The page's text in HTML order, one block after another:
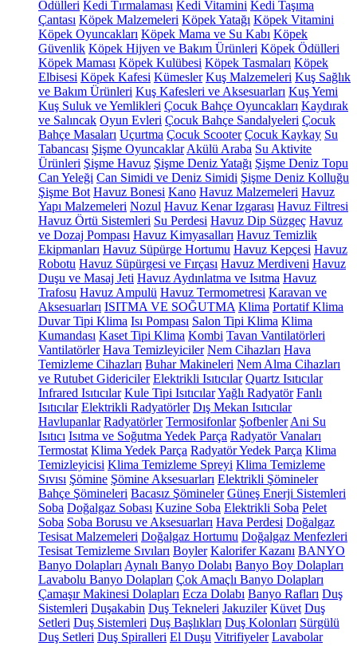
Ödülleri Kedi Tırmalaması Kedi Vitamini Kedi Taşıma
Çantası Köpek Malzemeleri Köpek Yatağı Köpek Vitamini
Köpek Oyuncakları Köpek Mama ve Su Kabı Köpek
Güvenlik Köpek Hijyen ve Bakım Ürünleri Köpek Ödülleri
Köpek Maması Köpek Kulübesi Köpek Tasmaları Köpek
Elbisesi Köpek Kafesi Kümesler Kuş Malzemeleri Kuş Sağlık
ve Bakım Ürünleri Kuş Kafesleri ve Aksesuarları Kuş Yemi
Kuş Suluk ve Yemlikleri Çocuk Bahçe Oyuncakları Kaydırak
ve Salıncak Oyun Evleri Çocuk Bahçe Sandalyeleri Çocuk
Bahçe Masaları Uçurtma Çocuk Scooter Çocuk Kaykay Su
Tabancası Şişme Oyuncaklar Akülü Araba Su Aktivite
Ürünleri Şişme Havuz Şişme Deniz Yatağı Şişme Deniz Topu
Can Yeleği Can Simidi ve Deniz Simidi Şişme Deniz Kolluğu
Şişme Bot Havuz Bonesi Kano Havuz Malzemeleri Havuz
Yapı Malzemeleri Nozul Havuz Kenar Izgarası Havuz Filtresi
Havuz Örtü Sistemleri Su Perdesi Havuz Dip Süzgeç Havuz
ve Dozaj Pompası Havuz Kimyasalları Havuz Temizlik
Ekipmanları Havuz Süpürge Hortumu Havuz Kepçesi Havuz
Robotu Havuz Süpürgesi ve Fırçası Havuz Merdiveni Havuz
Duşu ve Masaj Jeti Havuz Aydınlatma ve Isıtma Havuz
Trafosu Havuz Ampulü Havuz Termometresi Karavan ve
Aksesuarları ISITMA VE SOĞUTMA Klima Portatif Klima
Duvar Tipi Klima Isı Pompası Salon Tipi Klima Klima
Kumandası Kaset Tipi Klima Kombi Tavan Vantilatörleri
Vantilatörler Hava Temizleyiciler Nem Cihazları Hava
Temizleme Cihazları Buhar Makineleri Nem Alma Cihazları
ve Rutubet Gidericiler Elektrikli Isıtıcılar Quartz Isıtıcılar
Infrared Isıtıcılar Kule Tipi IsıtıcılarYağlı Radyatör Fanlı
Isıtıcılar Elektrikli Radyatörler Dış Mekan Isıtıcılar
Havlupanlar Radyatörler Termosifonlar Şofbenler Ani Su
Isıtıcı Isıtma ve Soğutma Yedek Parça Radyatör Vanaları
Termostat Klima Yedek Parça Radyatör Yedek Parça Klima
Temizleyicisi Klima Temizleme Spreyi Klima Temizleme
Sıvısı Şömine Şömine Aksesuarları Elektrikli Şömineler
Bahçe Şömineleri Bacasız Şömineler Güneş Enerji Sistemleri
Soba Doğalgaz Sobası Kuzine Soba Elektrikli Soba Pelet
Soba Soba Borusu ve Aksesuarları Hava Perdesi Doğalgaz
Tesisat Malzemeleri Doğalgaz Hortumu Doğalgaz Menfezleri
Tesisat Temizleme Sıvıları Boyler Kalorifer Kazanı BANYO
Banyo Dolapları Aynalı Banyo Dolabı Banyo Boy Dolapları
Lavabolu Banyo Dolapları Çok Amaçlı Banyo Dolapları
Çamaşır Makinesi Dolapları Ecza Dolabı Banyo Rafları Duş
Sistemleri Duşakabin Duş Tekneleri Jakuziler Küvet Duş
Setleri Duş Sistemleri Duş Başlıkları Duş Kolonları Sürgülü
Duş Setleri Duş Spiralleri El Duşu Vitrifiyeler Lavabolar